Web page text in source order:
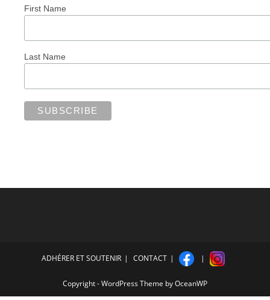
First Name
Last Name
ADHÉRER ET SOUTENIR CONTACT
Copyright - WordPress Theme by OceanWP